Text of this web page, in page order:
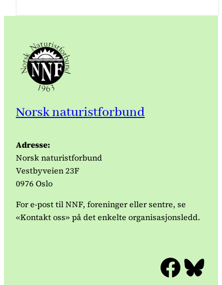
Norsk naturistforbund
Adresse:
Norsk naturistforbund
Vestbyveien 23F
0976 Oslo
For e-post til NNF, foreninger eller sentre, se
«Kontakt oss» på det enkelte organisasjonsledd.
Facebook Bluesky